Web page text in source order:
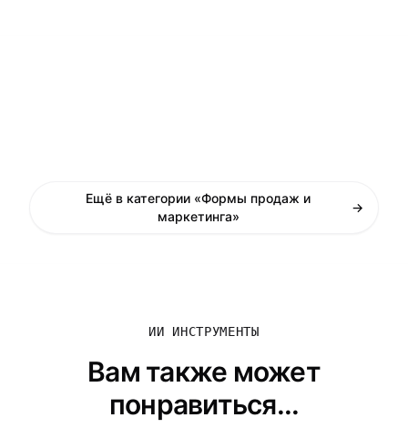
Ещё в категории «Формы продаж и
маркетинга»
→
ИИ ИНСТРУМЕНТЫ
Вам также может
понравиться...